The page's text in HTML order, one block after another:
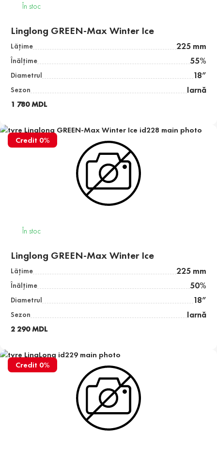
În stoc
Linglong GREEN-Max Winter Ice
Lăţime 225 mm
Înălţime 55%
Diametrul 18”
Sezon Iarnă
1 780 MDL
Credit 0%
În stoc
Linglong GREEN-Max Winter Ice
Lăţime 225 mm
Înălţime 50%
Diametrul 18”
Sezon Iarnă
2 290 MDL
Credit 0%